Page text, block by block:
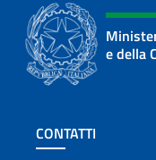
e della
Sezione
CONTATTI